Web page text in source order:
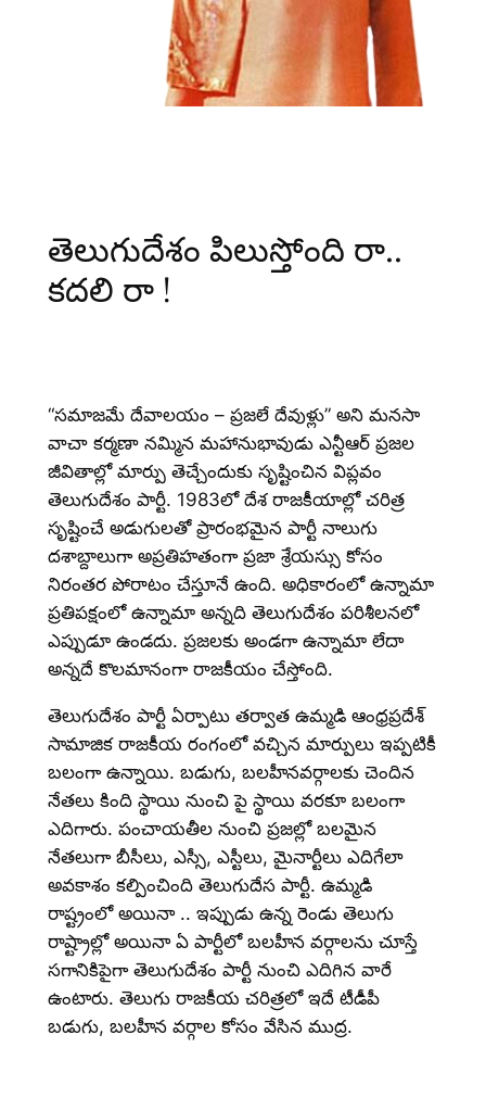
తెలుగుదేశం పిలుస్తోంది రా..
కదలి రా !
“సమాజమే దేవాలయం – ప్రజలే దేవుళ్లు” అని మనసా
వాచా కర్మణా నమ్మిన మహానుభావుడు ఎన్టీఆర్ ప్రజల
జీవితాల్లో మార్పు తెచ్చేందుకు సృష్టించిన విప్లవం
తెలుగుదేశం పార్టీ. 1983లో దేశ రాజకీయాల్లో చరిత్ర
సృష్టించే అడుగులతో ప్రారంభమైన పార్టీ నాలుగు
దశాబ్దాలుగా అప్రతిహతంగా ప్రజా శ్రేయస్సు కోసం
నిరంతర పోరాటం చేస్తూనే ఉంది. అధికారంలో ఉన్నామా
ప్రతిపక్షంలో ఉన్నామా అన్నది తెలుగుదేశం పరిశీలనలో
ఎప్పుడూ ఉండదు. ప్రజలకు అండగా ఉన్నామా లేదా
అన్నదే కొలమానంగా రాజకీయం చేస్తోంది.
తెలుగుదేశం పార్టీ ఏర్పాటు తర్వాత ఉమ్మడి ఆంధ్రప్రదేశ్
సామాజిక రాజకీయ రంగంలో వచ్చిన మార్పులు ఇప్పటికీ
బలంగా ఉన్నాయి. బడుగు, బలహీనవర్గాలకు చెందిన
నేతలు కింది స్థాయి నుంచి పై స్థాయి వరకూ బలంగా
ఎదిగారు. పంచాయతీల నుంచి ప్రజల్లో బలమైన
నేతలుగా బీసీలు, ఎస్సీ, ఎస్టీలు, మైనార్టీలు ఎదిగేలా
అవకాశం కల్పించింది తెలుగుదేస పార్టీ. ఉమ్మడి
రాష్ట్రంలో అయినా .. ఇప్పుడు ఉన్న రెండు తెలుగు
రాష్ట్రాల్లో అయినా ఏ పార్టీలో బలహీన వర్గాలను చూస్తే
సగానికిపైగా తెలుగుదేశం పార్టీ నుంచి ఎదిగిన వారే
ఉంటారు. తెలుగు రాజకీయ చరిత్రలో ఇదే టీడీపీ
బడుగు, బలహీన వర్గాల కోసం వేసిన ముద్ర.